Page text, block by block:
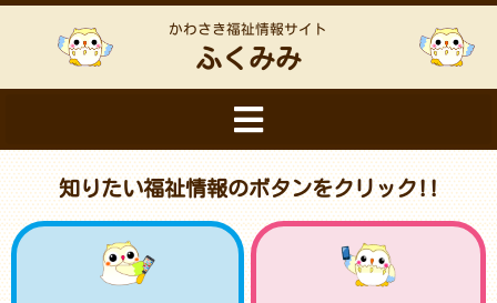
かわさき福祉情報サイト
ふくみみ
知りたい福祉情報のボタンをクリック!!